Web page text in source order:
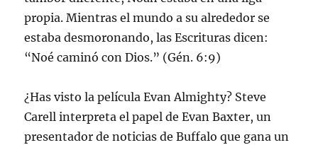
propia. Mientras el mundo a su alrededor se
estaba desmoronando, las Escrituras dicen:
“Noé caminó con Dios.” (Gén. 6:9)
¿Has visto la película Evan Almighty? Steve
Carell interpreta el papel de Evan Baxter, un
presentador de noticias de Buffalo que gana un